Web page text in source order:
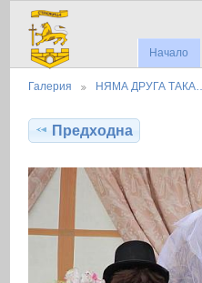
Начало
Галерия НЯМА ДРУГА ТАКА…
Предходна